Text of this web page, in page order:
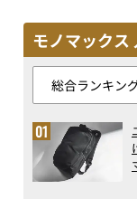
モノマックス